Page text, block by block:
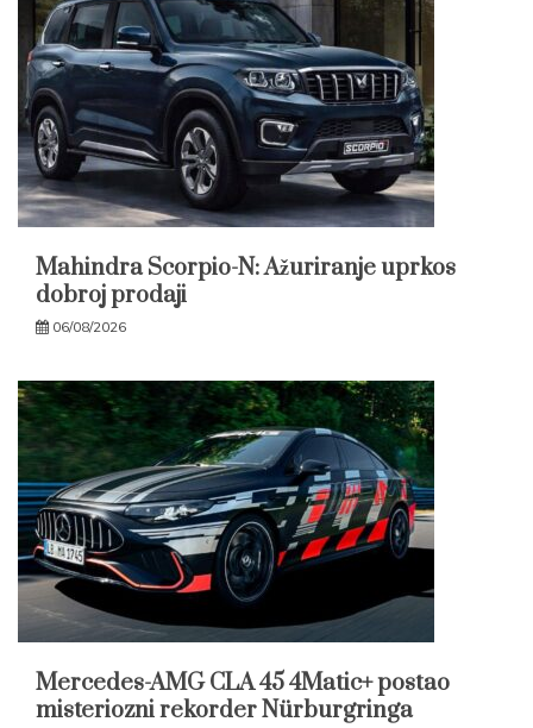
Mahindra Scorpio-N: Ažuriranje uprkos
dobroj prodaji
06/08/2026
Mercedes-AMG CLA 45 4Matic+ postao
misteriozni rekorder Nürburgringa